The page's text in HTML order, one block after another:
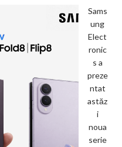
Sams
ung
Elect
ronic
s a
preze
ntat
astăz
i
noua
serie